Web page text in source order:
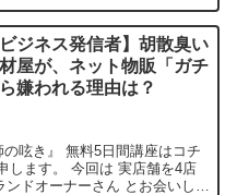
ビジネス発信者】胡散臭い
屋が、ネット物販「ガチ
嫌われる理由は？
呟き』 無料5日間講座はコチ
します。 今回は 実店舗を4店
ドオーナーさん とお会いした